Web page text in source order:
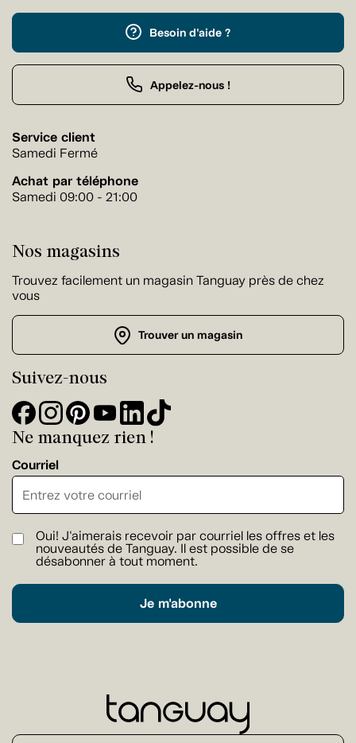
Besoin d'aide ?
Appelez-nous !
Service client
Samedi Fermé
Achat par téléphone
Samedi 09:00 - 21:00
Nos magasins
Trouvez facilement un magasin Tanguay près de chez
vous
Trouver un magasin
Suivez-nous
Ne manquez rien !
Courriel
Oui! J'aimerais recevoir par courriel les offres et les
nouveautés de Tanguay. Il est possible de se
désabonner à tout moment.
Je m'abonne